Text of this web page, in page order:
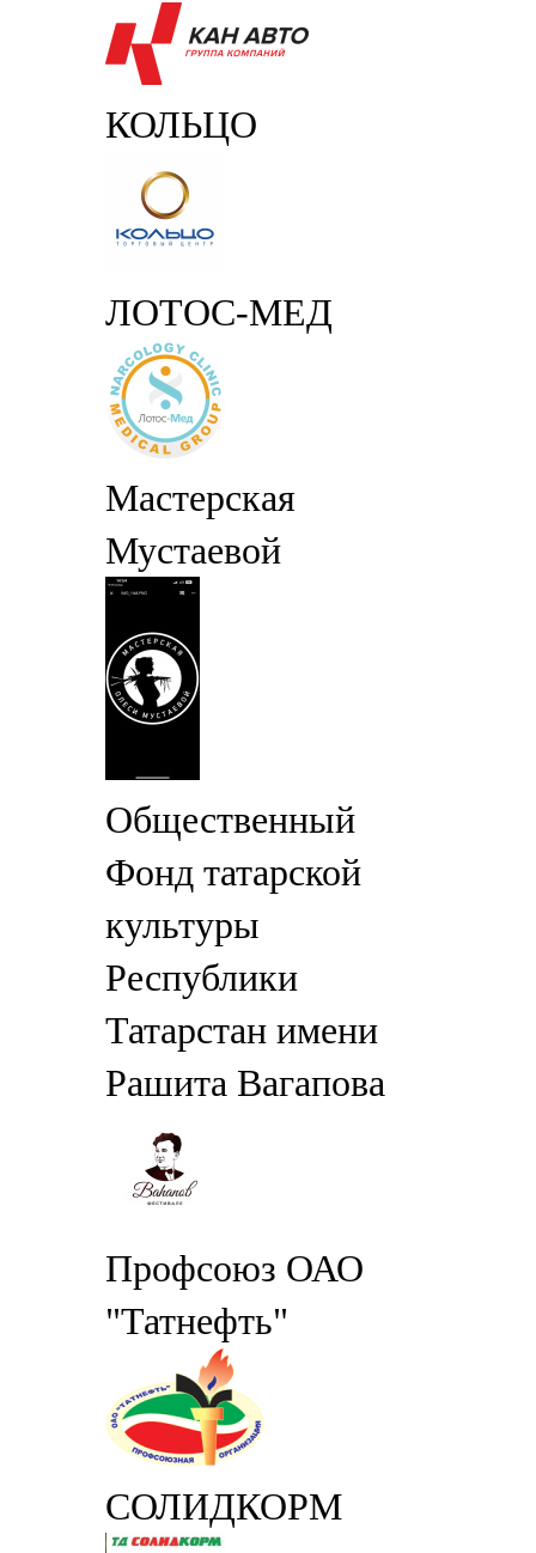
КОЛЬЦО
ЛОТОС-МЕД
Мастерская
Мустаевой
Общественный
Фонд татарской
культуры
Республики
Татарстан имени
Рашита Вагапова
Профсоюз ОАО
"Татнефть"
СОЛИДКОРМ